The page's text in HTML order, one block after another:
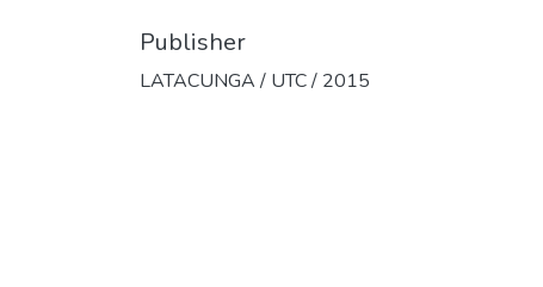
Publisher
LATACUNGA / UTC / 2015